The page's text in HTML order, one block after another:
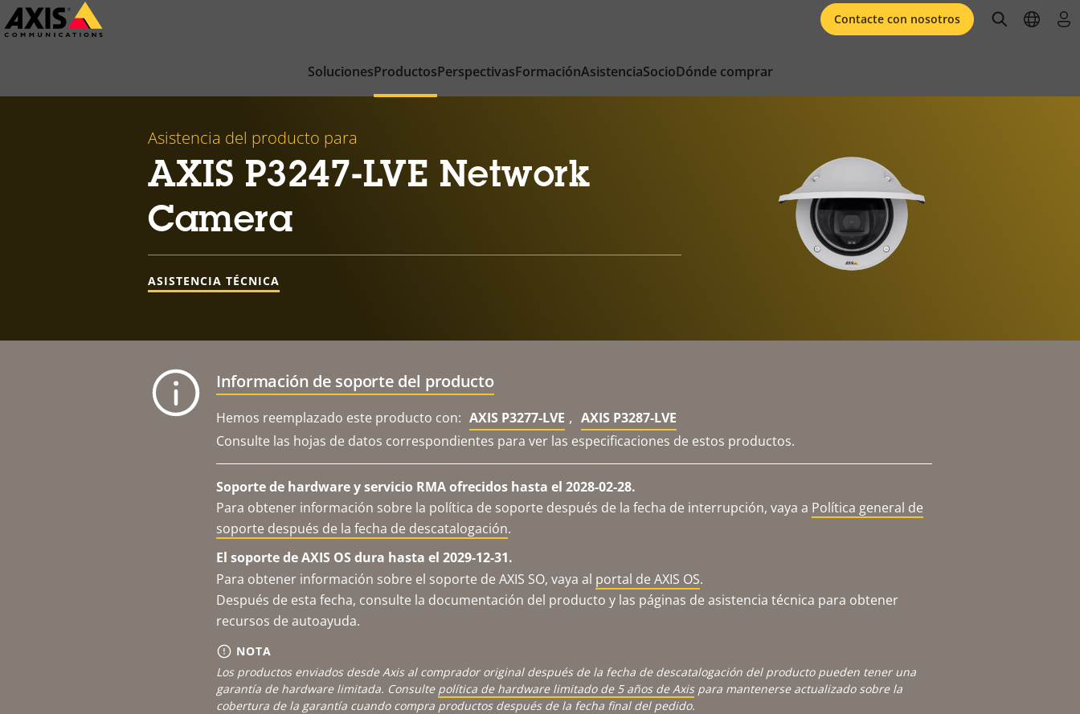
Saltar
al
SolucionesProductosPerspectivasFormaciónAsistenciaSocioDónde comprar
Contacte con nosotros openopen
Asistencia del producto para
AXIS P3247-LVE Network
Camera
ASISTENCIA TÉCNICA
Información de soporte del producto
Hemos reemplazado este producto con: AXIS P3277-LVE , AXIS P3287-LVE
Consulte las hojas de datos correspondientes para ver las especificaciones de estos productos.
Soporte de hardware y servicio RMA ofrecidos hasta el 2028-02-28.
Para obtener información sobre la política de soporte después de la fecha de interrupción, vaya a Política general de
soporte después de la fecha de descatalogación.
El soporte de AXIS OS dura hasta el 2029-12-31.
Para obtener información sobre el soporte de AXIS SO, vaya al portal de AXIS OS.
Después de esta fecha, consulte la documentación del producto y las páginas de asistencia técnica para obtener
recursos de autoayuda.
NOTA
Los productos enviados desde Axis al comprador original después de la fecha de descatalogación del producto pueden tener una
garantía de hardware limitada. Consulte política de hardware limitado de 5 años de Axispara mantenerse actualizado sobre la
cobertura de la garantía cuando compra productos después de la fecha final del pedido.